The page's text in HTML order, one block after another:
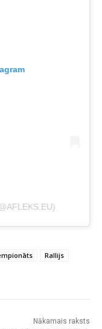
Rallijs
Nākamais raksts